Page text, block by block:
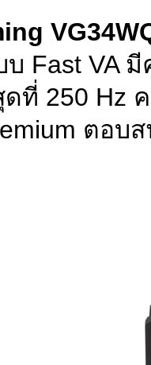
Fast VA มี
ดที่ 250 Hz
ตอบ